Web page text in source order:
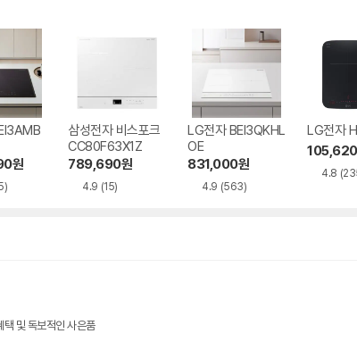
원
삼성전자 비스포크
CC80F63X1Z
789,690원
4.9 (15)
LG전자 BEI3QKHL
OE
831,000원
4.9 (563)
LG전자
105,620
4.8
치, 초기비용 없음, 할인 혜택 및 독보적인 사은품